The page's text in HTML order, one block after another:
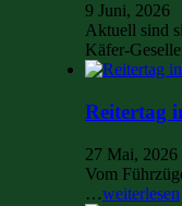
9 Juni, 2026
Aktuell sind
Käfer-
Reitertag
27 Mai, 2026
Vom
…weiterlesen